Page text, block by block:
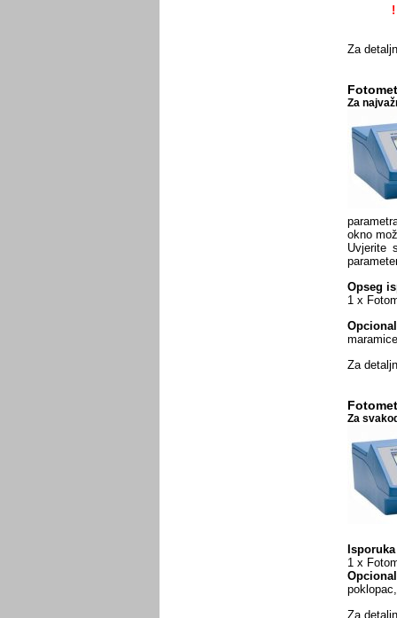
Za
Za
okno
Uvjerite
Opseg
1 x
Za
Za
Isporuka
1 x
Za